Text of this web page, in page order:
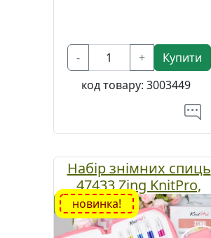
- +
Купити
код товару: 3003449
Набір знімних спиць
47433 Zing KnitPro,
номери 3 - 5 мм
новинка!